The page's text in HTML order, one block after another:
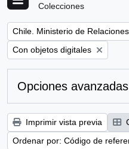
Colecciones
Remove filter:
Chile. Ministerio de
Remove filter:
Con objetos digitales
Opciones
Imprimir vista previa
Ordenar por: Código de